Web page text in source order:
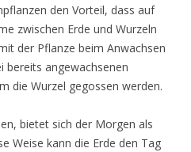
den Vorteil, dass auf
zwischen Erde und Wurzeln
der Pflanze beim Anwachsen
bereits angewachsenen
die Wurzel gegossen werden.
bietet sich der Morgen als
Weise kann die Erde den Tag